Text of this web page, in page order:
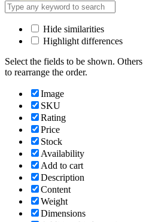
Hide similarities
Highlight differences
Select the fields to be shown.
to rearrange the order.
Image
SKU
Rating
Price
Stock
Availability
Add to cart
Description
Content
Weight
Dimensions